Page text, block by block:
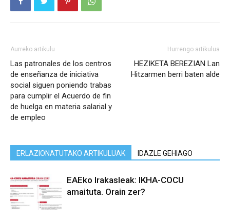
Aurreko artikulu
Las patronales de los centros
de enseñanza de iniciativa
social siguen poniendo trabas
para cumplir el Acuerdo de fin
de huelga en materia salarial y
de empleo
Hurrengo artikulua
HEZIKETA BEREZIAN Lan
Hitzarmen berri baten alde
ERLAZIONATUTAKO ARTIKULUAK IDAZLE GEHIAGO
EAEko Irakasleak: IKHA-COCU
amaituta. Orain zer?